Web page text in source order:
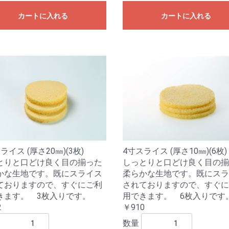
カートに入れる カートに入れる
イス (厚さ20㎜)(3枚)
りと口どけ良く目の揃った
な生地です。既にスライス
おりますので、すぐにご利
ます。 3枚入りです。
4寸スライス (厚さ10㎜)(6枚)
しっとりと口どけ良く目の
柔らかな生地です。既にス
されておりますので、すぐ
用できます。 6枚入りです
￥910
数量